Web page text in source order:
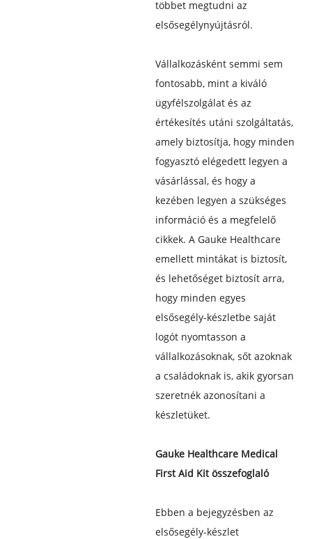
többet megtudni az
elsősegélynyújtásról.
Vállalkozásként semmi sem
fontosabb, mint a kiváló
ügyfélszolgálat és az
értékesítés utáni szolgáltatás,
amely biztosítja, hogy minden
fogyasztó elégedett legyen a
vásárlással, és hogy a
kezében legyen a szükséges
információ és a megfelelő
cikkek. A Gauke Healthcare
emellett mintákat is biztosít,
és lehetőséget biztosít arra,
hogy minden egyes
elsősegély-készletbe saját
logót nyomtasson a
vállalkozásoknak, sőt azoknak
a családoknak is, akik gyorsan
szeretnék azonosítani a
készletüket.
Gauke Healthcare Medical
First Aid Kit összefoglaló
Ebben a bejegyzésben az
elsősegély-készlet